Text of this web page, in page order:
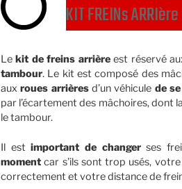
KIT FREINs ARRIère
Lekit de freins arrièreest réservé
tambour. Le kit est composé des
aux roues arrièresd’un véhicule de
par l’écartement des mâchoires, dont
le tambour.
Il estimportant de changerses
moment car s’ils sont trop usés,
correctement et votre distance de